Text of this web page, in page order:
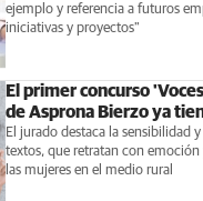
ejemplo y referencia a futuros
iniciativas y proyectos"
El primer concurso
de Asprona Bierzo ya
El jurado destaca la sensibilidad
textos, que retratan con emoción
las mujeres en el medio rural